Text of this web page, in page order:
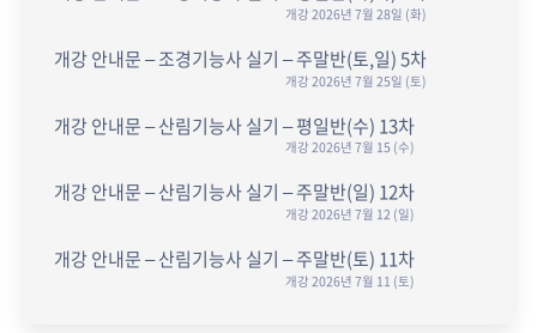
개강 2026년 7월 28일 (화)
개강 안내문 – 조경기능사 실기 – 주말반(토,일) 5차
개강 2026년 7월 25일 (토)
개강 안내문 – 산림기능사 실기 – 평일반(수) 13차
개강 2026년 7월 15 (수)
개강 안내문 – 산림기능사 실기 – 주말반(일) 12차
개강 2026년 7월 12 (일)
개강 안내문 – 산림기능사 실기 – 주말반(토) 11차
개강 2026년 7월 11 (토)